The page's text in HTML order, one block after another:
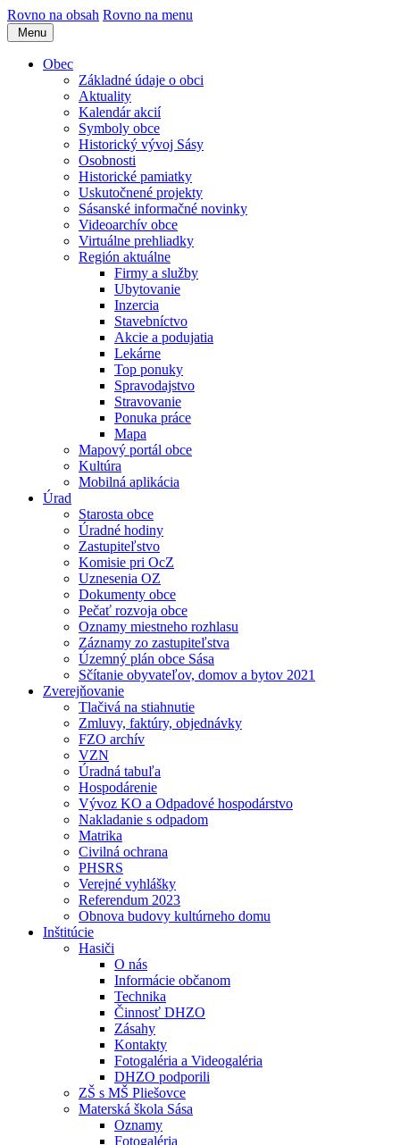
Rovno na obsah Rovno na menu
Menu
Obec
Základné údaje o obci
Aktuality
Kalendár akcií
Symboly obce
Historický vývoj Sásy
Osobnosti
Historické pamiatky
Uskutočnené projekty
Sásanské informačné novinky
Videoarchív obce
Virtuálne prehliadky
Región aktuálne
Firmy a služby
Ubytovanie
Inzercia
Stavebníctvo
Akcie a podujatia
Lekárne
Top ponuky
Spravodajstvo
Stravovanie
Ponuka práce
Mapa
Mapový portál obce
Kultúra
Mobilná aplikácia
Úrad
Starosta obce
Úradné hodiny
Zastupiteľstvo
Komisie pri OcZ
Uznesenia OZ
Dokumenty obce
Pečať rozvoja obce
Oznamy miestneho rozhlasu
Záznamy zo zastupiteľstva
Územný plán obce Sása
Sčítanie obyvateľov, domov a bytov 2021
Zverejňovanie
Tlačivá na stiahnutie
Zmluvy, faktúry, objednávky
FZO archív
VZN
Úradná tabuľa
Hospodárenie
Vývoz KO a Odpadové hospodárstvo
Nakladanie s odpadom
Matrika
Civilná ochrana
PHSRS
Verejné vyhlášky
Referendum 2023
Obnova budovy kultúrneho domu
Inštitúcie
Hasiči
O nás
Informácie občanom
Technika
Činnosť DHZO
Zásahy
Kontakty
Fotogaléria a Videogaléria
DHZO podporili
ZŠ s MŠ Pliešovce
Materská škola Sása
Oznamy
Fotogaléria